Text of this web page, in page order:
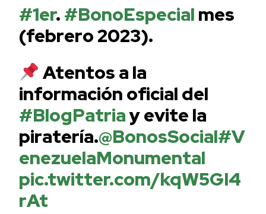
#1er. #BonoEspecial mes
(febrero 2023).
Atentos a la
información oficial del
#BlogPatriay evite la
piratería.@BonosSocial#V
enezuelaMonumental
pic.twitter.com/kqW5GI4
rAt